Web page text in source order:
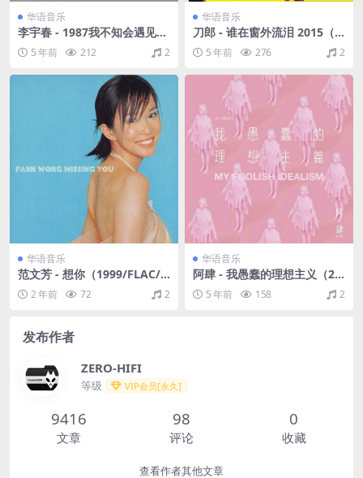
华语音乐
李宇春 - 1987我不知会遇见你
（2014/FLAC/分轨/294M）
5 年前 212 2
华语音乐
刀郎 - 谁在窗外流泪 2015（W
AV+CUE/整轨/2.29G）
5 年前 276 2
华语音乐
范文芳 - 想你（1999/FLAC/
分轨/331M）
2 年前 72 2
华语音乐
阿肆 - 我愚蠢的理想主义（20
16/FLAC/分轨/264M）
5 年前 158 2
发布作者
ZERO-HIFI
等级 VIP会员[永久]
9416
文章
98
评论
0
收藏
查看作者其他文章